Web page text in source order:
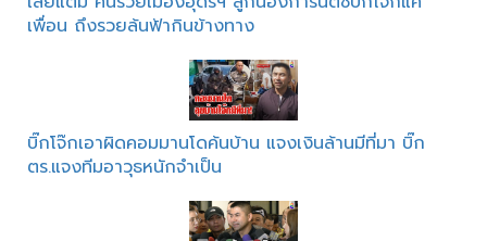
เพื่อน ถึงรวยล้นฟ้ากินข้างทาง
บิ๊กโจ๊กเอาผิดคอมมานโดค้นบ้าน แจงเงินล้านมีที่มา บิ๊ก
ตร.แจงทีมอาวุธหนักจำเป็น